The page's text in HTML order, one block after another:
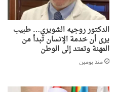
الدكتور روجيه الشويري… طبيب
يرى أن خدمة الإنسان تبدأ من
المهنة وتمتد إلى الوطن
منذ يومين